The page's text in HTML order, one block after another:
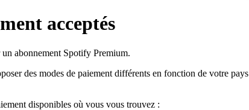
acceptés
abonnement Spotify Premium.
des modes de paiement différents en fonction de votre pays
disponibles où vous vous trouvez :